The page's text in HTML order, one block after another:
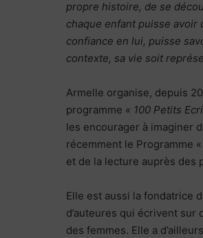
propre histoire, de se
chaque enfant puisse
confiance en lui, puisse
contexte, sa vie soit
Armelle organise, depuis
programme « 100 Petits
les encourager à imaginer
récemment le Programme
et de la lecture auprès des
Elle est aussi la fondatrice
d’auteures qui écrivent sur
des femmes. Elle a